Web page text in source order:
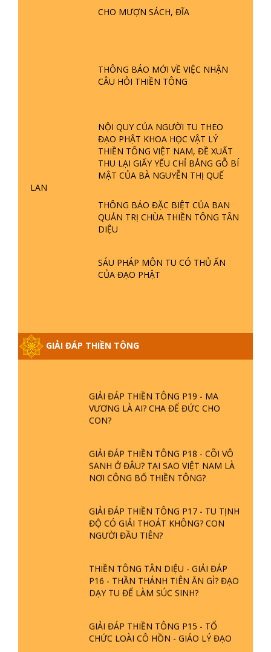
CHO MƯỢN SÁCH, ĐĨA
THÔNG BÁO MỚI VỀ VIỆC NHẬN
CÂU HỎI THIỀN TÔNG
NỘI QUY CỦA NGƯỜI TU THEO
ĐẠO PHẬT KHOA HỌC VẬT LÝ
THIỀN TÔNG VIỆT NAM, ĐỀ XUẤT
THU LẠI GIẤY YẾU CHỈ BẢNG GỖ BÍ
MẬT CỦA BÀ NGUYỄN THỊ QUẾ
LAN
THÔNG BÁO ĐẶC BIỆT CỦA BAN
QUẢN TRỊ CHÙA THIỀN TÔNG TÂN
DIỆU
SÁU PHÁP MÔN TU CÓ THỦ ẤN
CỦA ĐẠO PHẬT
GIẢI ĐÁP THIỀN TÔNG
HOA LÀ HỘI GÌ? TỬ VÌ ĐẠO
PHẬT GIỚI CÓ THỜI GIAN KHÔNG? |
TTTD
ĐỨC CHÚA TRỜI LÀ AI? QUỶ SA
TĂNG? | TTTD
GIẢI ĐÁP THIỀN TÔNG ĐẶC BIỆT P22
- TẠI SAO TRÁI ĐẤT NHIỀU THIÊN TAI
GIẢI ĐÁP THIỀN TÔNG ĐẶC BIỆT P21
- TẠI SAO ĐỨC PHẬT BƯỚC ĐI 7
GIẢI ĐÁP VỀ LỄ TIỄN THIỀN TÔNG SƯ
GIẢI ĐÁP THIỀN TÔNG ĐẶC BIỆT
PHẦN 20 - BÁC NGUYỄN NHÂN LÀ AI?
PHIỀN NÃO DO ĐÂU MÀ CÓ?
GIẢI ĐÁP THIỀN TÔNG P19 - MA
VƯƠNG LÀ AI? CHA ĐỂ ĐỨC CHO
CON?
GIẢI ĐÁP THIỀN TÔNG P18 - CÕI VÔ
SANH Ở ĐÂU? TẠI SAO VIỆT NAM LÀ
NƠI CÔNG BỐ THIỀN TÔNG?
GIẢI ĐÁP THIỀN TÔNG P17 - TU TỊNH
ĐỘ CÓ GIẢI THOÁT KHÔNG? CON
NGƯỜI ĐẦU TIÊN?
THIỀN TÔNG TÂN DIỆU - GIẢI ĐÁP
P16 - THẦN THÁNH TIÊN ĂN GÌ? ĐẠO
DẠY TU ĐỂ LÀM SÚC SINH?
GIẢI ĐÁP THIỀN TÔNG P15 - TỔ
CHỨC LOÀI CÔ HỒN - GIÁO LÝ ĐẠO